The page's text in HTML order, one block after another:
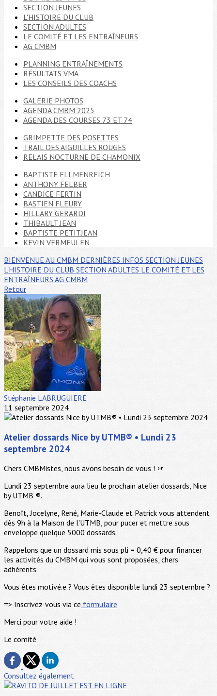
SECTION JEUNES
L'HISTOIRE DU CLUB
SECTION ADULTES
LE COMITÉ ET LES ENTRAÎNEURS
AG CMBM
PLANNING ENTRAÎNEMENTS
RÉSULTATS VMA
LES CONSEILS DES COACHS
GALERIE PHOTOS
AGENDA CMBM 2025
AGENDA DES COURSES 73 ET 74
GRIMPETTE DES POSETTES
TRAIL DES AIGUILLES ROUGES
RELAIS NOCTURNE DE CHAMONIX
BAPTISTE ELLMENREICH
ANTHONY FELBER
CANDICE FERTIN
BASTIEN FLEURY
HILLARY GERARDI
THIBAULT JEAN
BAPTISTE PETITJEAN
KEVIN VERMEULEN
BIENVENUE AU CMBM DERNIÈRES INFOS SECTION JEUNES
L'HISTOIRE DU CLUB SECTION ADULTES LE COMITÉ ET LES
ENTRAÎNEURS AG CMBM
Retour
Stéphanie LABRUGUIERE
11 septembre 2024
Atelier dossards Nice by UTMB® • Lundi 23
septembre 2024
Chers CMBMistes, nous avons besoin de vous ! 🫵
Lundi 23 septembre aura lieu le prochain atelier dossards, Nice
by UTMB ®.
Benoît, Jocelyne, René, Marie-Claude et Patrick vous attendent
dès 9h à la Maison de l'UTMB, pour pucer et mettre sous
enveloppe quelque 5000 dossards.
Rappelons que un dossard mis sous pli = 0,40 € pour financer
les activités du CMBM qui vous sont proposées, chers
adhérents.
Vous êtes motivé.e ? Vous êtes disponible lundi 23 septembre ?
=> Inscrivez-vous via ce formulaire
Merci pour votre aide !
Le comité
Consultez également